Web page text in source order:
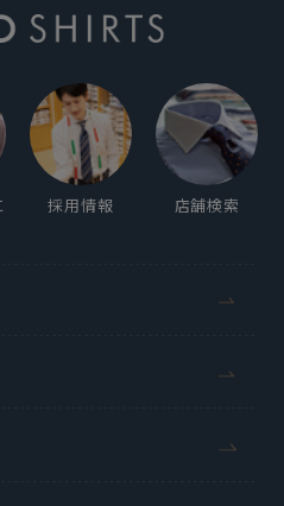
採用情報 店舗検索